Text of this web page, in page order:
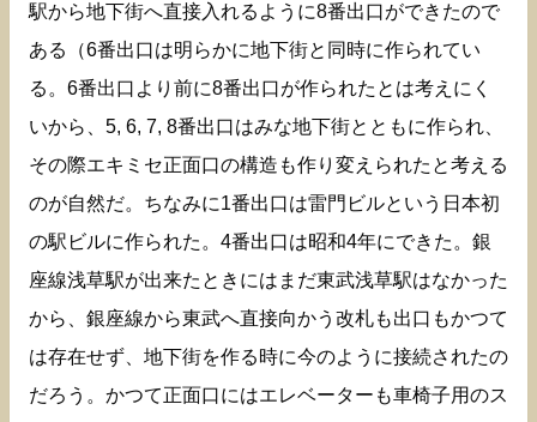
駅から地下街へ直接入れるように8番出口ができたので
ある（6番出口は明らかに地下街と同時に作られてい
る。6番出口より前に8番出口が作られたとは考えにく
いから、5, 6, 7, 8番出口はみな地下街とともに作られ、
その際エキミセ正面口の構造も作り変えられたと考える
のが自然だ。ちなみに1番出口は雷門ビルという日本初
の駅ビルに作られた。4番出口は昭和4年にできた。銀
座線浅草駅が出来たときにはまだ東武浅草駅はなかった
から、銀座線から東武へ直接向かう改札も出口もかつて
は存在せず、地下街を作る時に今のように接続されたの
だろう。かつて正面口にはエレベーターも車椅子用のス